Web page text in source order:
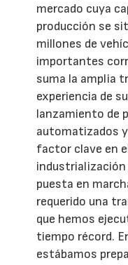
mercado cuya
producción se
millones de
importantes
suma la amplia
experiencia de
lanzamiento de
automatizados
factor clave en
industrialización
puesta en
requerido una
que hemos
tiempo récord.
estábamos